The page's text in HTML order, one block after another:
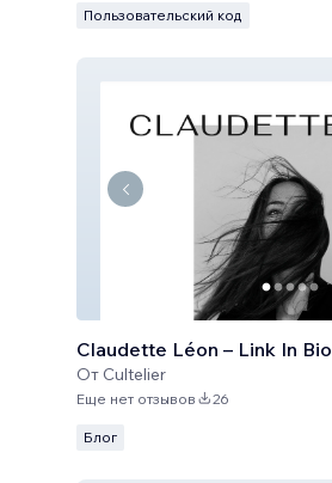
Пользовательский код
Claudette Léon – Link In Bio
От Cultelier
Еще нет отзывов 26
Блог